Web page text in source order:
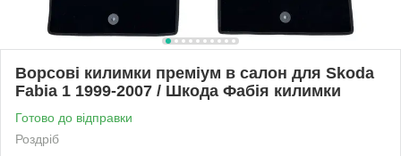
Ворсові килимки преміум в салон для Skoda
Fabia 1 1999-2007 / Шкода Фабія килимки
Готово до відправки
Роздріб